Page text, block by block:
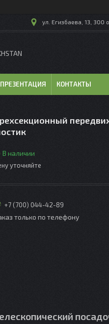
ул. Егизбаева, 13, 300
ПРЕЗЕНТАЦИЯ КОНТАКТЫ
В наличии
уточняйте
+7 (700) 044-42-89
только по телефону